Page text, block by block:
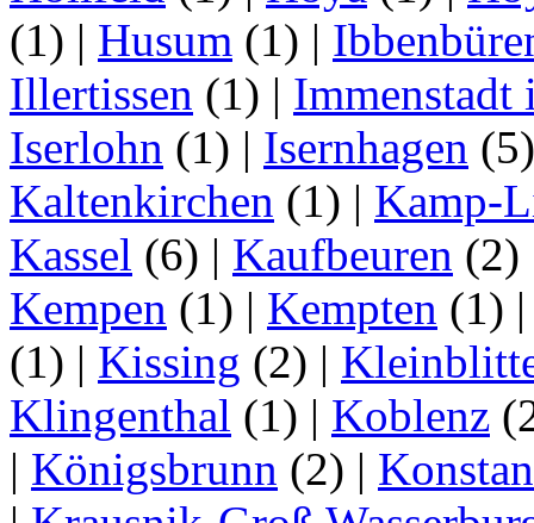
(1) | Husum (1) |
Illertissen (1) | Immenstadt
Iserlohn (1) | Isernhagen
Kaltenkirchen (1) | Kamp-
Kassel (6) | Kaufbeuren (2)
Kempen (1) | Kempten (1)
(1) | Kissing (2) |
Klingenthal (1) | Koblenz
| Königsbrunn (2) |